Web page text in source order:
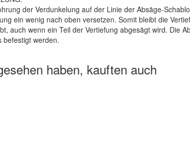
der Verdunkelung auf der Linie der Absäge-
ein wenig nach oben versetzen. Somit bleibt die
auch wenn ein Teil der Vertiefung abgesägt wird. Die
befestigt werden.
haben, kauften auch